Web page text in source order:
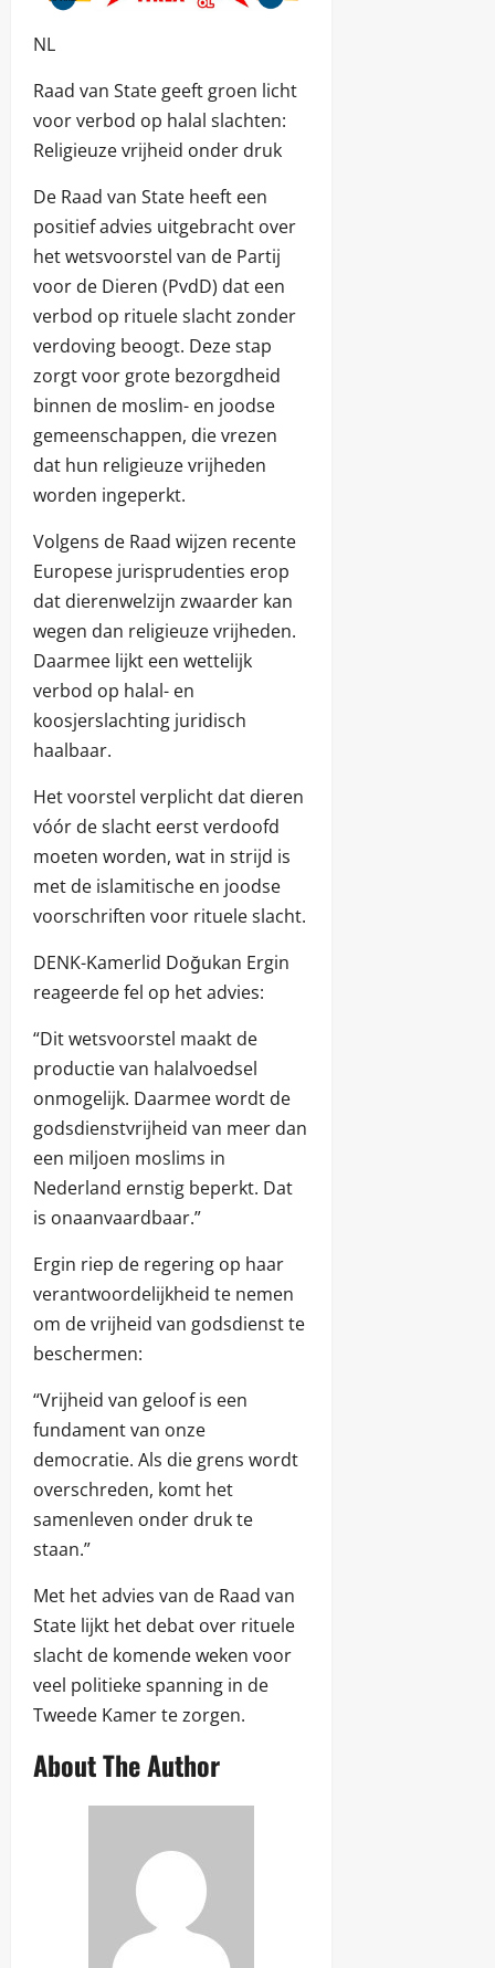
NL
Raad van State geeft groen licht
voor verbod op halal slachten:
Religieuze vrijheid onder druk
De Raad van State heeft een
positief advies uitgebracht over
het wetsvoorstel van de Partij
voor de Dieren (PvdD) dat een
verbod op rituele slacht zonder
verdoving beoogt. Deze stap
zorgt voor grote bezorgdheid
binnen de moslim- en joodse
gemeenschappen, die vrezen
dat hun religieuze vrijheden
worden ingeperkt.
Volgens de Raad wijzen recente
Europese jurisprudenties erop
dat dierenwelzijn zwaarder kan
wegen dan religieuze vrijheden.
Daarmee lijkt een wettelijk
verbod op halal- en
koosjerslachting juridisch
haalbaar.
Het voorstel verplicht dat dieren
vóór de slacht eerst verdoofd
moeten worden, wat in strijd is
met de islamitische en joodse
voorschriften voor rituele slacht.
DENK-Kamerlid Doğukan Ergin
reageerde fel op het advies:
“Dit wetsvoorstel maakt de
productie van halalvoedsel
onmogelijk. Daarmee wordt de
godsdienstvrijheid van meer dan
een miljoen moslims in
Nederland ernstig beperkt. Dat
is onaanvaardbaar.”
Ergin riep de regering op haar
verantwoordelijkheid te nemen
om de vrijheid van godsdienst te
beschermen:
“Vrijheid van geloof is een
fundament van onze
democratie. Als die grens wordt
overschreden, komt het
samenleven onder druk te
staan.”
Met het advies van de Raad van
State lijkt het debat over rituele
slacht de komende weken voor
veel politieke spanning in de
Tweede Kamer te zorgen.
About The Author